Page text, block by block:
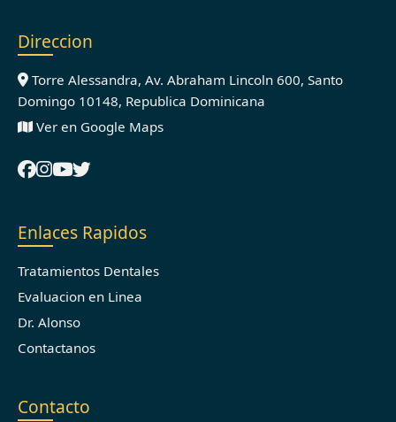
Direccion
Torre Alessandra, Av. Abraham Lincoln 600, Santo
Domingo 10148, Republica Dominicana
Ver en Google Maps
Enlaces Rapidos
Tratamientos Dentales
Evaluacion en Linea
Dr. Alonso
Contactanos
Contacto